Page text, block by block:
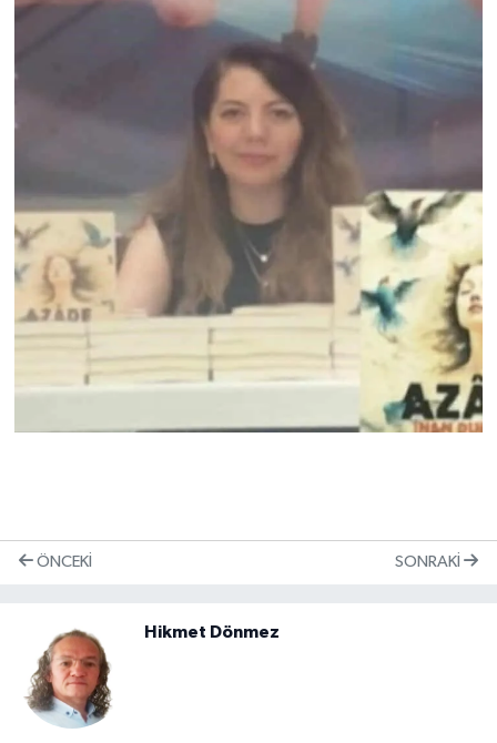
ÖNCEKI SONRAKI
Hikmet Dönmez